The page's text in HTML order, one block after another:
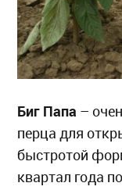
Биг Папа –
перца для
быстротой
квартал года